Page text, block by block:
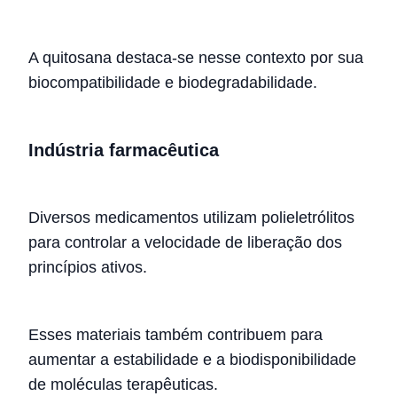
A quitosana destaca-se nesse contexto por sua
biocompatibilidade e biodegradabilidade.
Indústria farmacêutica
Diversos medicamentos utilizam polieletrólitos
para controlar a velocidade de liberação dos
princípios ativos.
Esses materiais também contribuem para
aumentar a estabilidade e a biodisponibilidade
de moléculas terapêuticas.